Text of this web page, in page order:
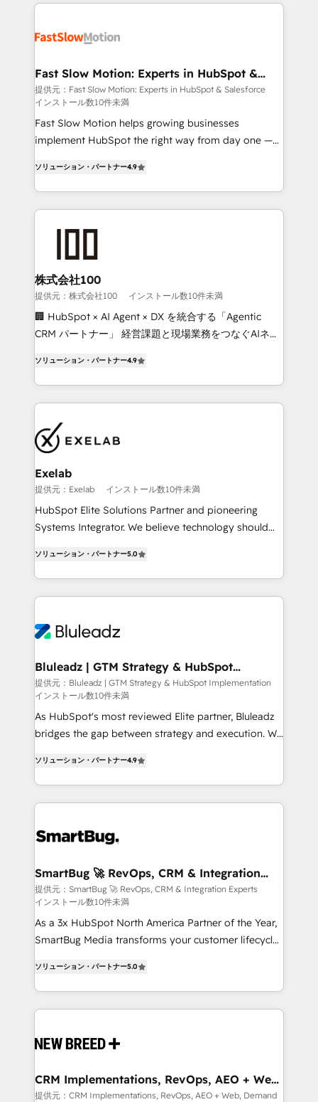
digitaweb.com
design, implement, and optimise HubSpot so it
services include: - Choosing the right HubSpot
package for your business - Full CRM, Marketing, and
Sales Hub implementations - Custom dashboards
and reporting - Workflow automation and data
clean-up - Sales enablement and team training -
Leeds and London, we partner with SMEs across the
UK who are ready to turn HubSpot into the growth
engine it’s meant to be.
Fast Slow Motion: Experts in HubSpot &
Salesforce
提供元：Fast Slow Motion: Experts in HubSpot & Salesforce
インストール数10件未満
Fast Slow Motion helps growing businesses
implement HubSpot the right way from day one —
Highly certified in both HubSpot and Salesforce, we
bring deep experience in CRM implementation,
integrations, and data migration across modern
combines strong technical execution with real
business perspective. Many of our consultants have
scaled businesses themselves, giving us a practical
understanding of what owners and operators need
as their systems, data, and processes evolve. Since
range of industries, including healthcare, software,
B2B services, manufacturing, financial services and
on delivering clean, scalable, AI-ready systems that
create long-term value and a consistently strong
ソリューション・パートナー4.9
株式会社100
提供元：株式会社100 インストール数10件未満
🏢 HubSpot × AI Agent × DX を統合する「Agentic
CRM パートナー」 経営課題と現場業務をつなぐAIネイ
力で顧客フロント業務を再設計します。 💡 100inc は何
をする会社か？ HubSpotを共通基盤に、AIエージェン
トを組み込んだ顧客フロント業務（マーケティング・営
ィブ・エージェンシーです。事業部・グループ会社・部
門が分立する組織で、データと業務プロセスのサイロ化
を、CRMを軸とした全社共通基盤に再構築します。意
思決定者・PMO・現場担当者に並走します。 1️⃣
HubSpot導入・活用支援 顧客データの一元化から、
GTMの見える化・自動化まで。全Hub統合運用、デー
2️⃣ AIエージェント組織構築 営業・マーケティング業務
の一部をAIが自律実行する組織への移行を設計・実装。
DX × AI推進のPMO伴走支援 複数部門をまたぐDX×AI変
革を、構想から実装・定着までPMOとして主導。「設
の統合・浸透・変革管理を実行します。 ▸ CMS戦略設
計・構築：リード獲得・CVR・SEOを前提にした情報設
計・導線設計・テンプレート設計をContent Hubで一体
提供。 ▸ 既存CRM・MAからの移行支援：Salesforce・
Marketo・Pardot等からの移行、カスタム設計、履歴
データ移行と活用設計まで。 ▸ AEO対応：ChatGPT・
ード受賞・HUGリーダー ✓ ISO27001:2022 /
ISO9001:2015 取得 ✓ 400社以上の導入実績 ✓
状整理の壁打ちなど、構想段階からお気軽にお問い合わ
せください。
ソリューション・パートナー4.9
Exelab
提供元：Exelab インストール数10件未満
HubSpot Elite Solutions Partner and pioneering
Systems Integrator. We believe technology should
Every engagement begins with clear objectives,
customer journey mapping, and measurable KPIs.
Only then we architect solutions. The question is
outcomes to deliver. -SYSTEM INTEGRATION-
make HubSpot the operational hub, integrated with
SAP, Microsoft Dynamics, custom ERPs, and any
enterprise platform. Proprietary apps extend
HubSpot beyond standard configurations. -AI-
FIRST- AI across customer-facing operations to
unlock efficiency at scale. From predictive
intelligence to conversational AI, we turn data into
action and automation into competitive advantage.
accreditations
ソリューション・パートナー5.0
Bluleadz | GTM Strategy & HubSpot
Implementation
提供元：Bluleadz | GTM Strategy & HubSpot Implementation
インストール数10件未満
As HubSpot's most reviewed Elite partner, Bluleadz
bridges the gap between strategy and execution. We
Operating System (GTM OS) to align your leadership
and engineer a portal that drives predictable
revenue velocity. 🚀 GTM Strategy & Alignment
stalling growth. Fix your ICP, Math, and Story to stop
Scalable Architecture: Zero-technical-debt setup
across all Hubs, validated by our 7 HubSpot
Accreditations. AI-Powered RevOps: Breeze AI,
custom AI agents, and high-integrity migrations for
total reporting clarity. Security & Compliance: SOC 2
security. 🏆 Why Bluleadz? GTM OS Partner | 16+
Years Experience | 1,000+ Five-Star Reviews
ソリューション・パートナー4.9
SmartBug 🚀 RevOps, CRM & Integration
Experts
提供元：SmartBug 🚀 RevOps, CRM & Integration Experts
インストール数10件未満
As a 3x HubSpot North America Partner of the Year,
SmartBug Media transforms your customer lifecycle
includes specialized divisions Globalia (AI &
Software) and Point Success Media (Paid Media),
making this the official home for all three brands. 🔄
and system integrations powered by Globalia’s
trainers to drive platform adoption. 📈 Revenue
Generation - Full-funnel marketing and high-
ソリューション・パートナー5.0
CRM Implementations, RevOps, AEO + Web,
Demand Gen
提供元：CRM Implementations, RevOps, AEO + Web, Demand